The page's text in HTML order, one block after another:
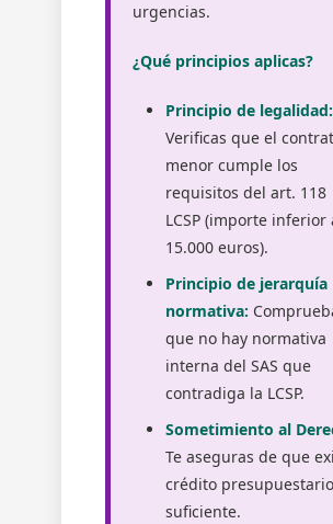
urgencias.
¿Qué principios aplicas?
Principio de legalidad:
Verificas que el
menor cumple los
requisitos del art. 118
LCSP (importe inferior
15.000 euros).
Principio de jerarquía
normativa:
que no hay normativa
interna del SAS que
contradiga la LCSP.
Sometimiento al
Te aseguras de que
crédito presupuestario
suficiente.